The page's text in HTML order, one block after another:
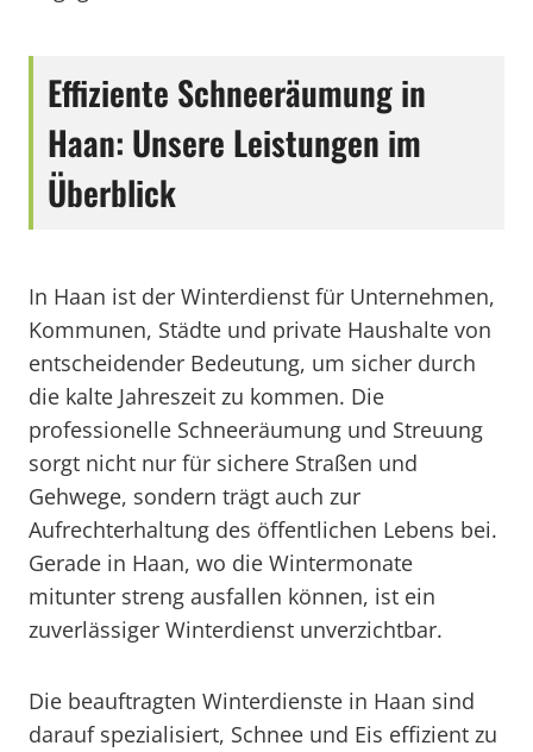
Effiziente Schneeräumung in
Haan: Unsere Leistungen im
Überblick
In Haan ist der Winterdienst für Unternehmen,
Kommunen, Städte und private Haushalte von
entscheidender Bedeutung, um sicher durch
die kalte Jahreszeit zu kommen. Die
professionelle Schneeräumung und Streuung
sorgt nicht nur für sichere Straßen und
Gehwege, sondern trägt auch zur
Aufrechterhaltung des öffentlichen Lebens bei.
Gerade in Haan, wo die Wintermonate
mitunter streng ausfallen können, ist ein
zuverlässiger Winterdienst unverzichtbar.
Die beauftragten Winterdienste in Haan sind
darauf spezialisiert, Schnee und Eis effizient zu